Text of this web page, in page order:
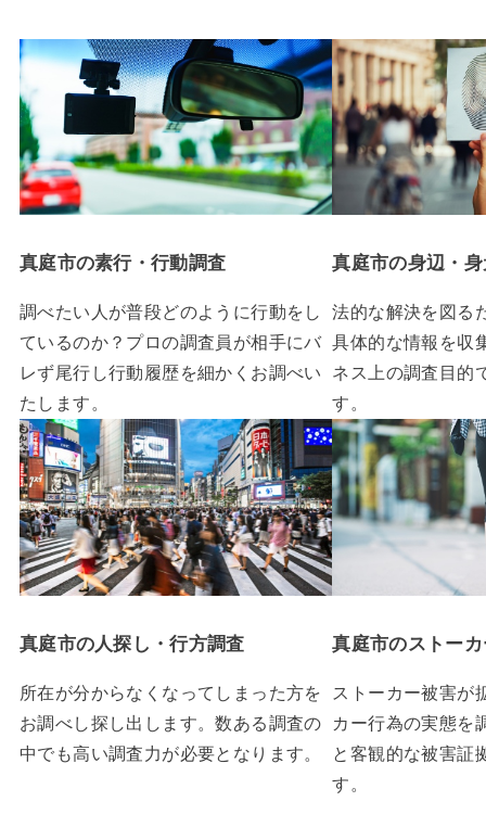
真庭市の素行・行動調査
調べたい人が普段どのように行動をし
ているのか？プロの調査員が相手にバ
レず尾行し行動履歴を細かくお調べい
たします。
真庭市の身辺・
法的な解決を図る
具体的な情報を収
ネス上の調査目的
す。
真庭市の人探し・行方調査
所在が分からなくなってしまった方を
お調べし探し出します。数ある調査の
中でも高い調査力が必要となります。
真庭市のストー
ストーカー被害が
カー行為の実態を
と客観的な被害証
す。